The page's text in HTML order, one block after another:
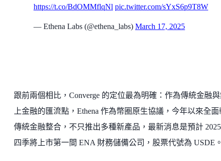
https://t.co/BdOMMflqNl pic.twitter.com/sYxS6p9T8W
— Ethena Labs (@ethena_labs) March 17, 2025
跟前兩個相比，Converge 的定位最為明確：作為傳統金融
上金融的匯流點，Ethena 作為幣圈原生協議，今年以來全
傳統金融整合，不只推出多種新產品，最新消息是預計
四季將上市第一間 ENA 財務儲備公司，股票代號為 USDE